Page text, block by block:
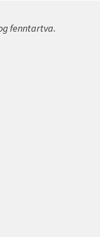
fenntartva.